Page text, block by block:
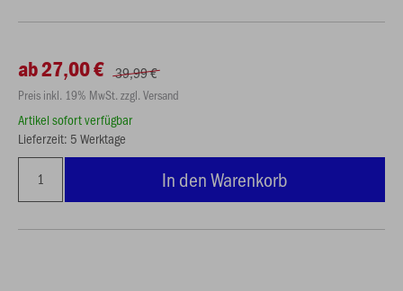
ab 27,00 € 39,99 €
Preis inkl. 19% MwSt. zzgl. Versand
Artikel sofort verfügbar
Lieferzeit: 5 Werktage
In den Warenkorb